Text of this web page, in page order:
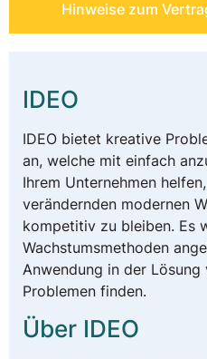
Hinweise zum
IDEO
IDEO bietet kreative
an, welche mit einfach
Ihrem Unternehmen
verändernden modernen
kompetitiv zu bleiben. Es
Wachstumsmethoden
Anwendung in der
Problemen finden.
Über IDEO